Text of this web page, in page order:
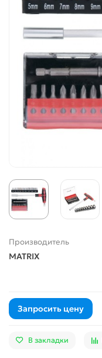
Производитель
MATRIX
Запросить цену
В закладки